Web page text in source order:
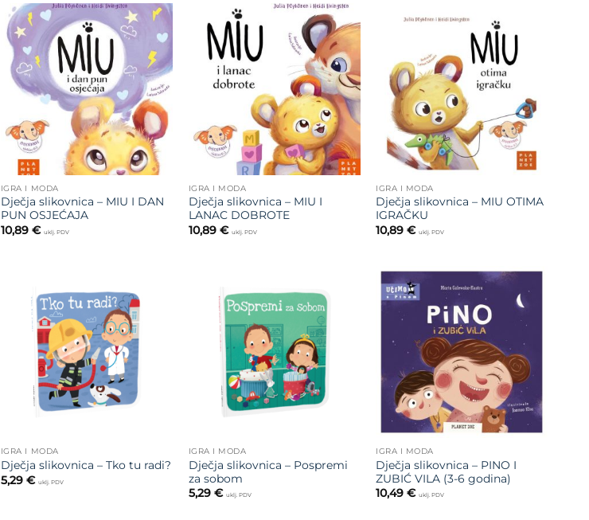
Dodajte
na listu
želja
IGRA I MODA
Dječja slikovnica – MIU I DAN
PUN OSJEĆAJA
10,89 € uklj. PDV
Dodajte
na listu
želja
IGRA I MODA
Dječja slikovnica – MIU I
LANAC DOBROTE
10,89 € uklj. PDV
Dodajte
na listu
želja
IGRA I MODA
Dječja slikovnica – MIU OTIMA
IGRAČKU
10,89€ uklj. PDV
Dodajte
na listu
želja
IGRA I MODA
Dječja slikovnica – Tko tu radi?
5,29 € uklj. PDV
Dodajte
na listu
želja
IGRA I MODA
Dječja slikovnica – Pospremi
za sobom
5,29 € uklj. PDV
Dodajte
na listu
IGRA I MODA
Dječja slikovnica – PINO I
ZUBIĆ VILA (3-6 godina)
10,49€ uklj. PDV